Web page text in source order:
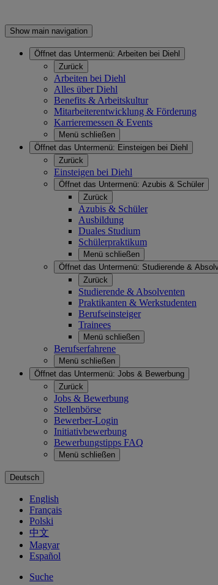
Show main navigation
Öffnet das Untermenü: Arbeiten bei Diehl
Zurück
Arbeiten bei Diehl
Alles über Diehl
Benefits & Arbeitskultur
Mitarbeiterentwicklung & Förderung
Karrieremessen & Events
Menü schließen
Öffnet das Untermenü: Einsteigen bei Diehl
Zurück
Einsteigen bei Diehl
Öffnet das Untermenü: Azubis & Schüler
Zurück
Azubis & Schüler
Ausbildung
Duales Studium
Schülerpraktikum
Menü schließen
Öffnet das Untermenü: Studierende &
Zurück
Studierende & Absolventen
Praktikanten & Werkstudenten
Berufseinsteiger
Trainees
Menü schließen
Berufserfahrene
Menü schließen
Öffnet das Untermenü: Jobs & Bewerbung
Zurück
Jobs & Bewerbung
Stellenbörse
Bewerber-Login
Initiativbewerbung
Bewerbungstipps FAQ
Menü schließen
Deutsch
English
Français
Polski
中文
Magyar
Español
Suche